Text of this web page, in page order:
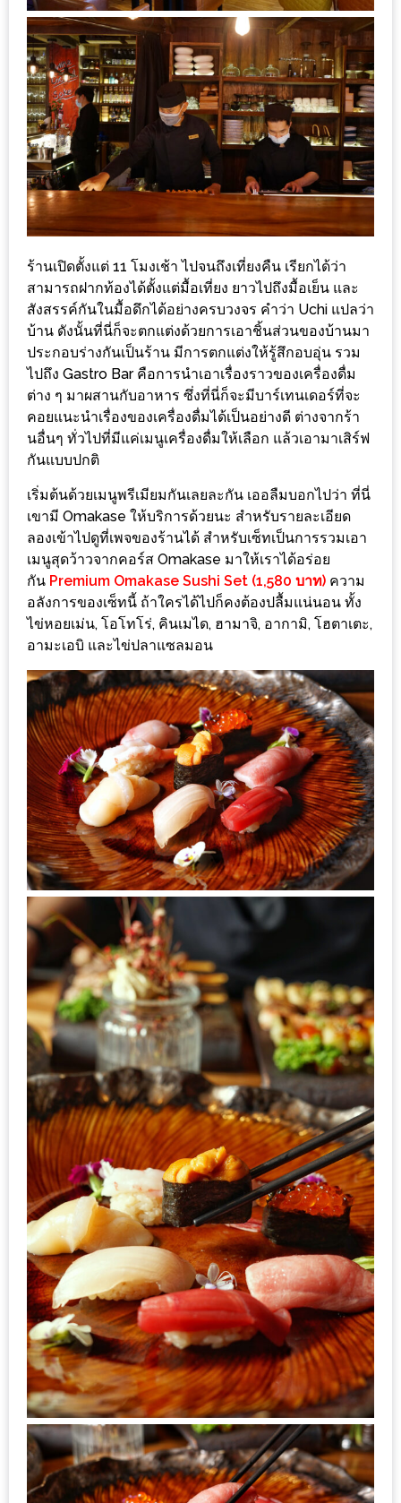
ช็อป
ฟิน
กิน
เพลิน
HFG
E-
NEWS
GAME
SEAFOOD)
HOMEPRO
FAIR
2017
เชียงใหม่
งาน
เดียว
ทั้ง
ช้อป
กิน
เที่ยว
พร้อม
โปร
ชั่น
คน
รัก
บ้าน
มากมาย
MAPS
MY
ACCOUNT
NEW
FACEBOOK
TIMELINE
POLICY
OKTOBERFEST
ครั้ง
ที่
2
เทศกาล
เบียร์
ที่
ใหญ่
ที่สุด
โลก
กับ
โรง
แรม
ฮอ
ลิ
เดย์
อินน์
เชียงใหม่
ร้านเปิดตั้งแต่ 11 โมงเช้า ไปจนถึงเที่ยงคืน เรียกได้ว่า
สามารถฝากท้องได้ตั้งแต่มื้อเที่ยง ยาวไปถึงมื้อเย็น และ
สังสรรค์กันในมื้อดึกได้อย่างครบวงจร คำว่า Uchi แปลว่า
บ้าน ดังนั้นที่นี่ก็จะตกแต่งด้วยการเอาชิ้นส่วนของบ้านมา
ประกอบร่างกันเป็นร้าน มีการตกแต่งให้รู้สึกอบอุ่น รวม
ไปถึง Gastro Bar คือการนำเอาเรื่องราวของเครื่องดื่ม
ต่าง ๆ มาผสานกับอาหาร ซึ่งที่นี่ก็จะมีบาร์เทนเดอร์ที่จะ
คอยแนะนำเรื่องของเครื่องดื่มได้เป็นอย่างดี ต่างจากร้า
นอื่นๆ ทั่วไปที่มีแค่เมนูเครื่องดื่มให้เลือก แล้วเอามาเสิร์ฟ
กันแบบปกติ
เริ่มต้นด้วยเมนูพรีเมียมกันเลยละกัน เออลืมบอกไปว่า ที่นี่
เขามี Omakase ให้บริการด้วยนะ สำหรับรายละเอียด
ลองเข้าไปดูที่เพจของร้านได้ สำหรับเซ็ทเป็นการรวมเอา
เมนูสุดว้าวจากคอร์ส Omakase มาให้เราได้อร่อย
กัน Premium Omakase Sushi Set (1,580 บาท) ความ
อลังการของเซ็ทนี้ ถ้าใครได้ไปก็คงต้องปลื้มแน่นอน ทั้ง
ไข่หอยเม่น, โอโทโร่, คินเมได, ฮามาจิ, อากามิ, โฮตาเตะ,
อามะเอบิ และไข่ปลาแซลมอน